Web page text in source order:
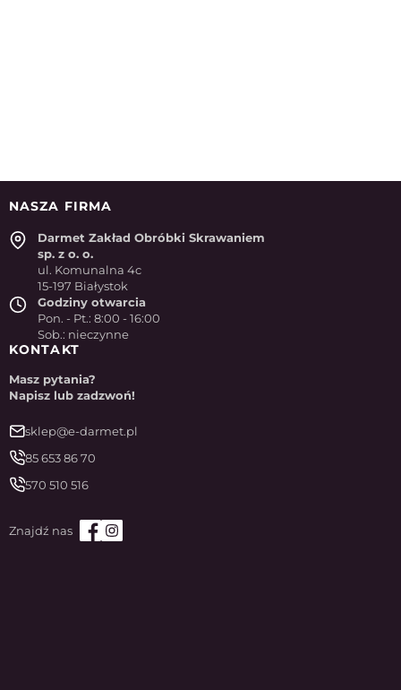
NASZA FIRMA
Darmet Zakład Obróbki Skrawaniem
sp. z o. o.
ul. Komunalna 4c
15-197 Białystok
Godziny otwarcia
Pon. - Pt.: 8:00 - 16:00
Sob.: nieczynne
KONTAKT
Masz pytania?
Napisz lub zadzwoń!
sklep@e-darmet.pl
85 653 86 70
570 510 516